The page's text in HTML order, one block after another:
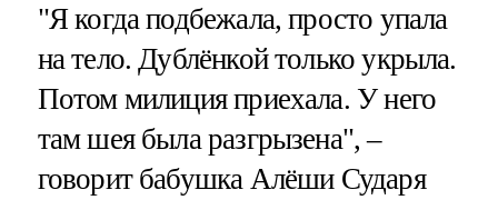
"Я когда подбежала, просто упала
на тело. Дублёнкой только укрыла.
Потом милиция приехала. У него
там шея была разгрызена", –
говорит бабушка Алёши Сударя